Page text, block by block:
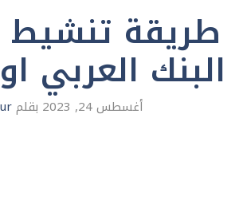
طريقة
البنك العربي
أغسطس 24, 2023 بقلم